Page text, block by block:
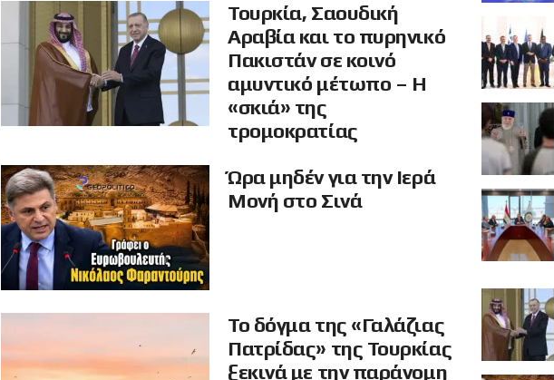
Τουρκία, Σαουδική
Αραβία και το πυρηνικό
Πακιστάν σε κοινό
αμυντικό μέτωπο – Η
«σκιά» της
τρομοκρατίας
Ώρα μηδέν για την Ιερά
Μονή στο Σινά
Το δόγμα της «Γαλάζιας
Πατρίδας» της Τουρκίας
ξεκινά με την παράνομη